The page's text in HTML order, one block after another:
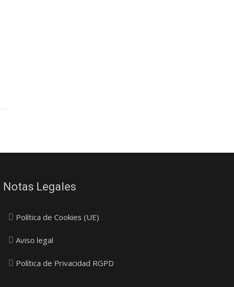
Notas Legales
Política de Cookies (UE)
Aviso legal
Política de Privacidad RGPD